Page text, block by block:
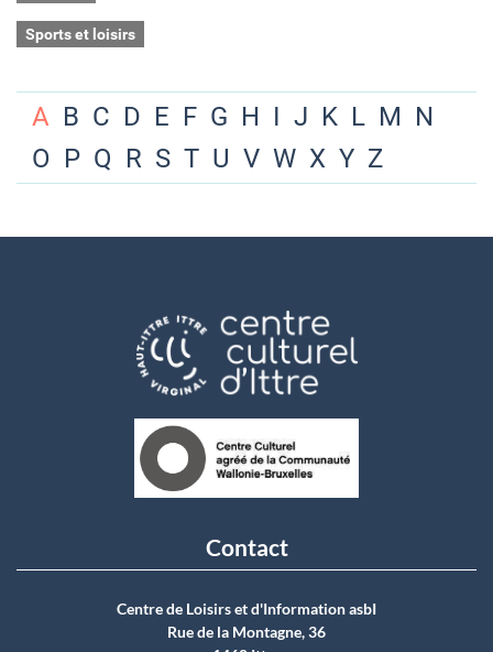
Sports et loisirs
A B C D E F G H I J K L M N
O P Q R S T U V W X Y Z
Contact
Centre de Loisirs et d'Information asbI
Rue de la Montagne, 36